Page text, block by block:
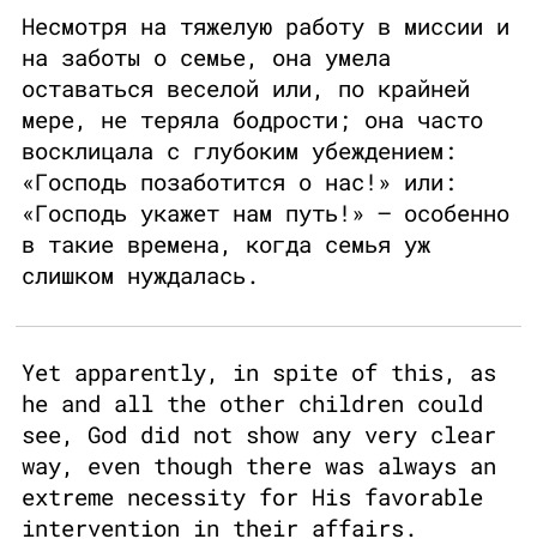
Несмотря на тяжелую работу в миссии и
на заботы о семье, она умела
оставаться веселой или, по крайней
мере, не теряла бодрости; она часто
восклицала с глубоким убеждением:
«Господь позаботится о нас!» или:
«Господь укажет нам путь!» – особенно
в такие времена, когда семья уж
слишком нуждалась.
Yet apparently, in spite of this, as
he and all the other children could
see, God did not show any very clear
way, even though there was always an
extreme necessity for His favorable
intervention in their affairs.